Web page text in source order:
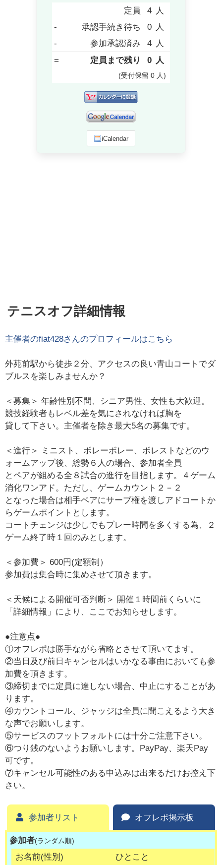
定員 4 人
-
承認手続き待ち 0 人
-
参加承認済み 4 人
=
定員まで残り 0 人
(受付保留 0 人)
iCalendar
テニスオフ詳細情報
主催者のfiat428さんのプロフィールはこちら
外苑前駅から徒歩２分、アクセスの良い青山コートでダ
ブルスを楽しみませんか？
＜募集＞ 年齢性別不問、シニア男性、女性も大歓迎。
競技経験者もレベル差を気にされなければ胸を
貸して下さい。主催者を除き最大5名の募集です。
＜進行＞ ミニスト、ボレーボレー、ボレストなどのウ
ォームアップ後、総勢６人の場合、参加者全員
とペアが組める全８試合の進行を目指します。４ゲーム
消化ワンアド。ただし、ゲームカウント２－２
となった場合は相手ペアにサーブ権を渡しアドコートか
らゲームポイントとします。
コートチェンジは少しでもプレー時間を多くする為、２
ゲーム終了時１回のみとします。
＜参加費＞ 600円(定額制）
参加費は集合時に集めさせて頂きます。
＜天候による開催可否判断＞ 開催１時間前くらいに
「詳細情報」により、ここでお知らせします。
●注意点●
①オフレポは勝手ながら省略とさせて頂いてます。
②当日及び前日キャンセルはいかなる事由においても参
加費を頂きます。
③締切までに定員に達しない場合、中止にすることがあ
ります。
④カウントコール、ジャッジは全員に聞こえるよう大き
な声でお願いします。
⑤サービスのフットフォルトには十分ご注意下さい。
⑥つり銭のないようお願いします。PayPay、楽天Pay
可です。
⑦キャンセル可能性のある申込みは出来るだけお控え下
さい。
参加者リスト オフレポ掲示板
参加者(ランダム順)
お名前(性別) ひとこと